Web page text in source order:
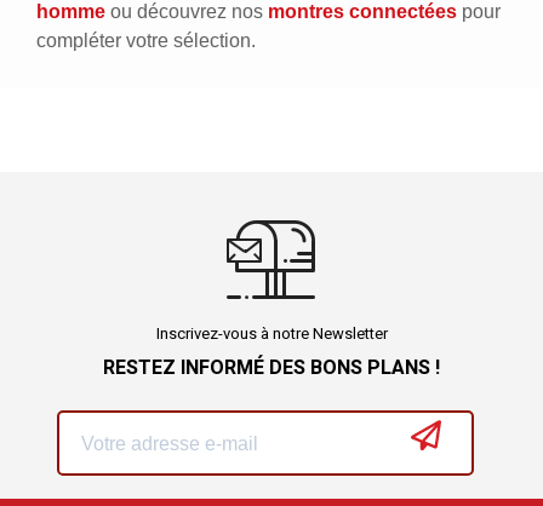
homme ou découvrez nos montres connectées pour
compléter votre sélection.
Inscrivez-vous à notre Newsletter
RESTEZ INFORMÉ DES BONS PLANS !